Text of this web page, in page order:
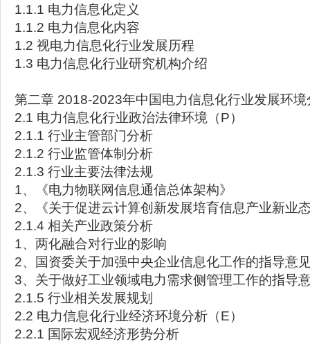
1.1.1 电力信息化定义
1.1.2 电力信息化内容
1.2 视电力信息化行业发展历程
1.3 电力信息化行业研究机构介绍
第二章 2018-2023年中国电力信息化行业发展环境
2.1 电力信息化行业政治法律环境（P）
2.1.1 行业主管部门分析
2.1.2 行业监管体制分析
2.1.3 行业主要法律法规
1、《电力物联网信息通信总体架构》
2、《关于促进云计算创新发展培育信息产业新业
2.1.4 相关产业政策分析
1、两化融合对行业的影响
2、国资委关于加强中央企业信息化工作的指导意
3、关于做好工业领域电力需求侧管理工作的指导
2.1.5 行业相关发展规划
2.2 电力信息化行业经济环境分析（E）
2.2.1 国际宏观经济形势分析